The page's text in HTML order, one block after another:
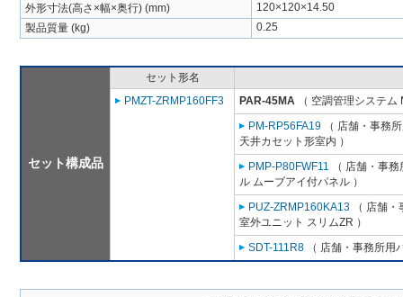
外形寸法(高さ×幅×奥行) (mm)
120×120×14.50
製品質量 (kg)
0.25
セット構成品
セット形名
PMZT-ZRMP160FF3
PAR-45MA （ 空調管理システム
PM-RP56FA19 （ 店舗・事務
天井カセット形室内 ）
PMP-P80FWF11 （ 店舗・事
ル ムーブアイ付パネル ）
PUZ-ZRMP160KA13 （ 店舗
室外ユニット スリムZR ）
SDT-111R8 （ 店舗・事務所用